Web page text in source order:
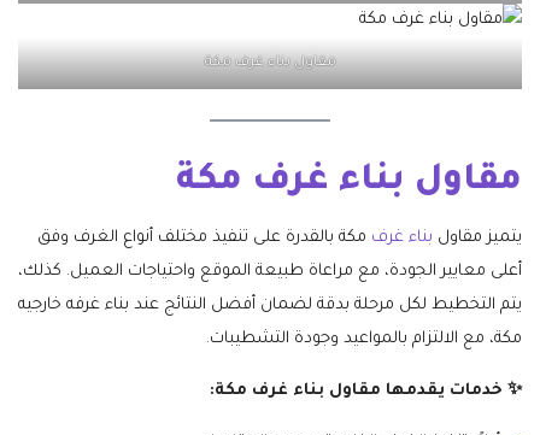
مقاول بناء غرف مكة
مقاول بناء غرف مكة
يتميز مقاول بناء غرف مكة بالقدرة على تنفيذ مختلف أنواع الغرف وفق
أعلى معايير الجودة، مع مراعاة طبيعة الموقع واحتياجات العميل. كذلك،
يتم التخطيط لكل مرحلة بدقة لضمان أفضل النتائج عند بناء غرفه خارجيه
مكة، مع الالتزام بالمواعيد وجودة التشطيبات.
✨ خدمات يقدمها مقاول بناء غرف مكة: